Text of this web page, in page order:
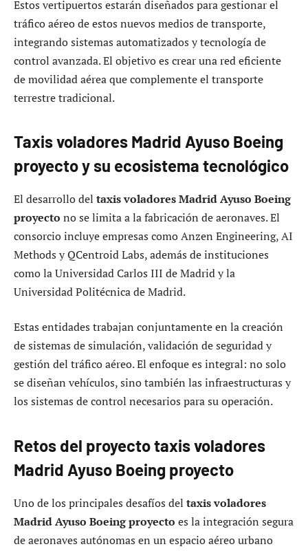
Estos vertipuertos estarán diseñados para gestionar el
tráfico aéreo de estos nuevos medios de transporte,
integrando sistemas automatizados y tecnología de
control avanzada. El objetivo es crear una red eficiente
de movilidad aérea que complemente el transporte
terrestre tradicional.
Taxis voladores Madrid Ayuso Boeing
proyecto y su ecosistema tecnológico
El desarrollo del taxis voladores Madrid Ayuso Boeing
proyecto no se limita a la fabricación de aeronaves. El
consorcio incluye empresas como Anzen Engineering, AI
Methods y QCentroid Labs, además de instituciones
como la Universidad Carlos III de Madrid y la
Universidad Politécnica de Madrid.
Estas entidades trabajan conjuntamente en la creación
de sistemas de simulación, validación de seguridad y
gestión del tráfico aéreo. El enfoque es integral: no solo
se diseñan vehículos, sino también las infraestructuras y
los sistemas de control necesarios para su operación.
Retos del proyecto taxis voladores
Madrid Ayuso Boeing proyecto
Uno de los principales desafíos del taxis voladores
Madrid Ayuso Boeing proyecto es la integración segura
de aeronaves autónomas en un espacio aéreo urbano